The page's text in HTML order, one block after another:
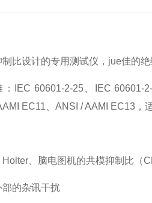
比设计的专用测试仪，jue佳的
IEC 60601-2-25、IEC 60601-
EC11、ANSI / AAMI EC13，
、脑电图机的共模抑制比（
的杂讯干扰